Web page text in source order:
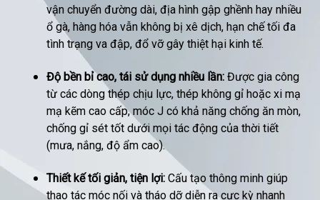
vận chuyển đường dài, địa hình gập ghềnh hay nhiều
ổ gà, hàng hóa vẫn không bị xê dịch, hạn chế tối đa
tình trạng va đập, đổ vỡ gây thiệt hại kinh tế.
Độ bền bỉ cao, tái sử dụng nhiều lần: Được gia công
từ các dòng thép chịu lực, thép không gỉ hoặc xi mạ
mạ kẽm cao cấp, móc J có khả năng chống ăn mòn,
chống gỉ sét tốt dưới mọi tác động của thời tiết
(mưa, nắng, độ ẩm cao).
Thiết kế tối giản, tiện lợi: Cấu tạo thông minh giúp
thao tác móc nối và tháo dỡ diễn ra cực kỳ nhanh